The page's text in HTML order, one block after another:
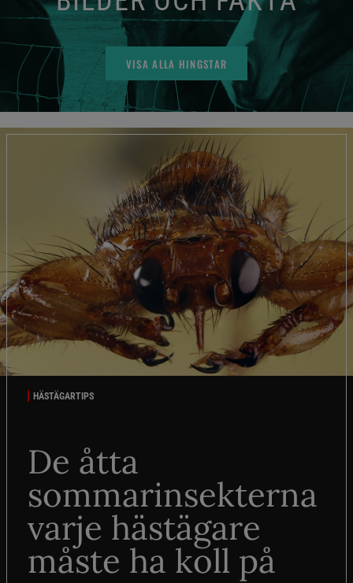
VISA ALLA HINGSTAR
HÄSTÄGARTIPS
De åtta
sommarinsekterna
varje hästägare
måste ha koll på